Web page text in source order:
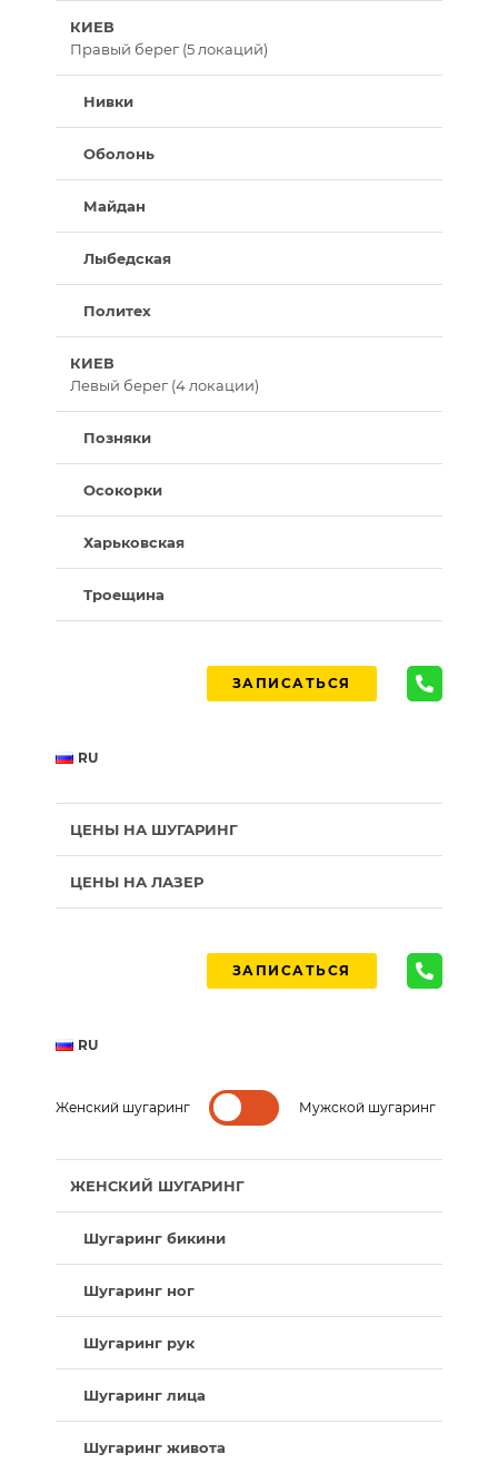
КИЕВ
Правый берег (5 локаций)
Нивки
Оболонь
Майдан
Лыбедская
Политех
КИЕВ
Левый берег (4 локации)
Позняки
Осокорки
Харьковская
Троещина
ЗАПИСАТЬСЯ
RU
ЦЕНЫ НА ШУГАРИНГ
ЦЕНЫ НА ЛАЗЕР
ЗАПИСАТЬСЯ
RU
Женский шугаринг Мужской шугаринг
ЖЕНСКИЙ ШУГАРИНГ
Шугаринг бикини
Шугаринг ног
Шугаринг рук
Шугаринг лица
Шугаринг живота